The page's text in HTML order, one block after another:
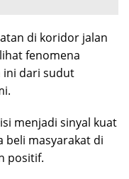
di koridor jalan
fenomena
ini dari sudut
menjadi sinyal kuat
beli masyarakat di
positif.